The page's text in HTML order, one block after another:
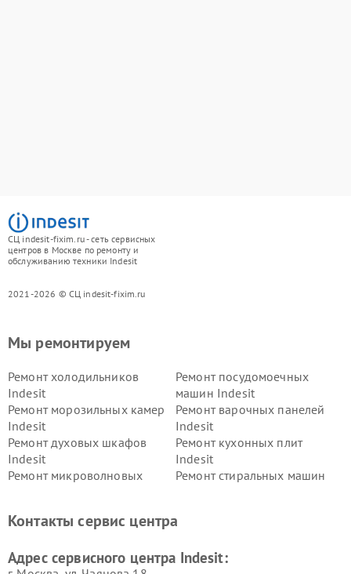
СЦ indesit-fixim.ru - сеть сервисных
центров в Москве по ремонту и
обслуживанию техники Indesit
2021-2026 © СЦ indesit-fixim.ru
Мы ремонтируем
Ремонт холодильников
Indesit
Ремонт посудомоечных
машин Indesit
Ремонт морозильных камер
Indesit
Ремонт варочных панелей
Indesit
Ремонт духовых шкафов
Indesit
Ремонт кухонных плит
Indesit
Ремонт микроволновых
Ремонт стиральных машин
Indesit
Indesit
Контакты сервис центра
Адрес сервисного центра Indesit: